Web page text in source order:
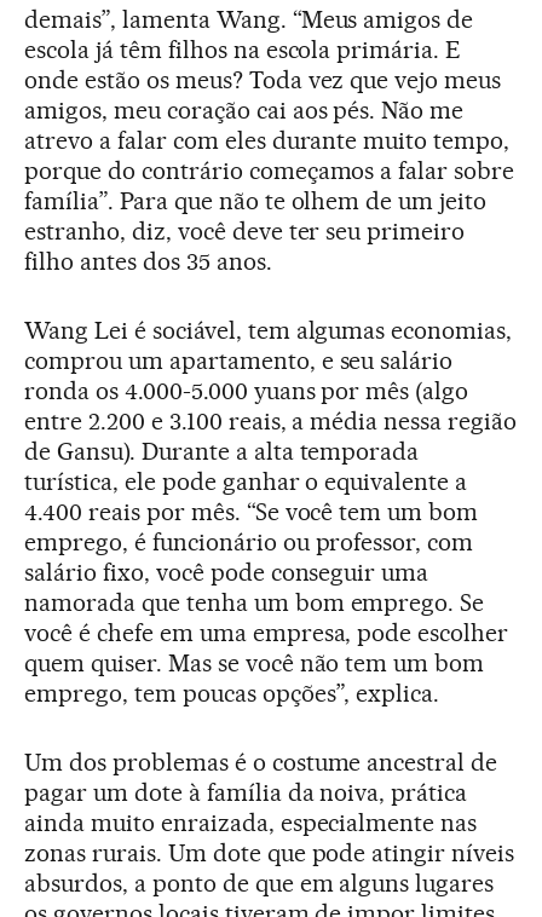
demais”, lamenta Wang. “Meus amigos de
escola já têm filhos na escola primária. E
onde estão os meus? Toda vez que vejo meus
amigos, meu coração cai aos pés. Não me
atrevo a falar com eles durante muito tempo,
porque do contrário começamos a falar sobre
família”. Para que não te olhem de um jeito
estranho, diz, você deve ter seu primeiro
filho antes dos 35 anos.
Wang Lei é sociável, tem algumas economias,
comprou um apartamento, e seu salário
ronda os 4.000-5.000 yuans por mês (algo
entre 2.200 e 3.100 reais, a média nessa região
de Gansu). Durante a alta temporada
turística, ele pode ganhar o equivalente a
4.400 reais por mês. “Se você tem um bom
emprego, é funcionário ou professor, com
salário fixo, você pode conseguir uma
namorada que tenha um bom emprego. Se
você é chefe em uma empresa, pode escolher
quem quiser. Mas se você não tem um bom
emprego, tem poucas opções”, explica.
Um dos problemas é o costume ancestral de
pagar um dote à família da noiva, prática
ainda muito enraizada, especialmente nas
zonas rurais. Um dote que pode atingir níveis
absurdos, a ponto de que em alguns lugares